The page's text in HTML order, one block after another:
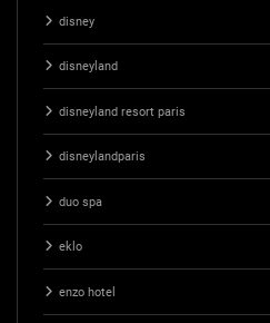
disney
disneyland
disneyland resort paris
disneylandparis
duo spa
eklo
enzo hotel